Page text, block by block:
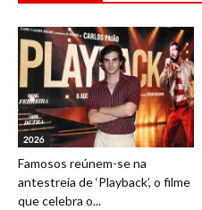
2026
Famosos reúnem-se na
antestreia de ‘Playback’, o filme
que celebra o...